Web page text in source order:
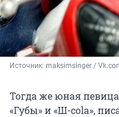
Источник: maksimsinger /
Тогда же юная
«Губы» и «Ш-cola»,